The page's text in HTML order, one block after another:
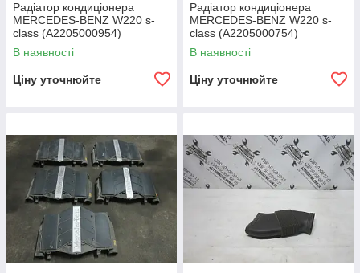
Радіатор кондиціонера
MERCEDES-BENZ W220 s-
class (A2205000954)
В наявності
Ціну уточнюйте
Радіатор кондиціонера
MERCEDES-BENZ W220 s-
class (A2205000754)
В наявності
Ціну уточнюйте